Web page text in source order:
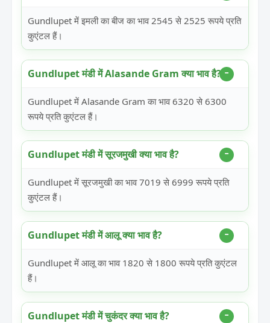
Gundlupet में इमली का बीज का भाव 2545 से 2525 रूपये प्रति
कुएंटल हैं।
Gundlupet मंडी में Alasande Gram क्या भाव है?
Gundlupet में Alasande Gram का भाव 6320 से 6300
रूपये प्रति कुएंटल हैं।
Gundlupet मंडी में सूरजमुखी क्या भाव है?
Gundlupet में सूरजमुखी का भाव 7019 से 6999 रूपये प्रति
कुएंटल हैं।
Gundlupet मंडी में आलू क्या भाव है?
Gundlupet में आलू का भाव 1820 से 1800 रूपये प्रति कुएंटल
हैं।
Gundlupet मंडी में चुकंदर क्या भाव है?